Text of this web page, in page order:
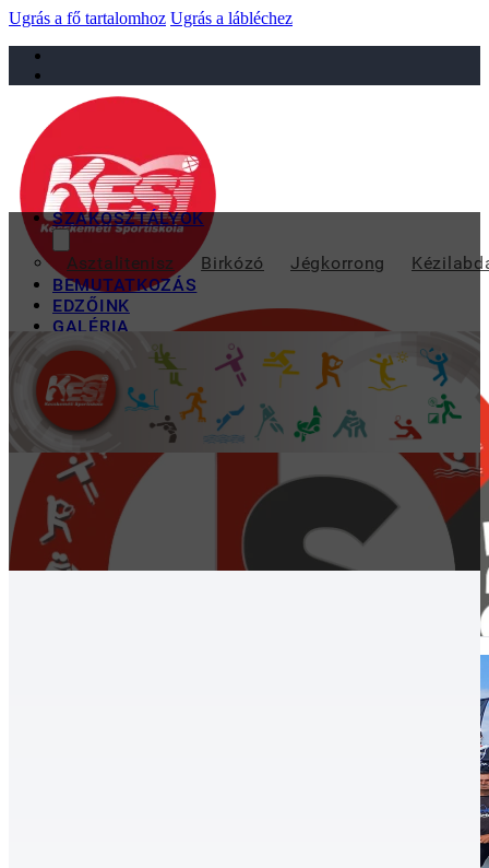
Ugrás a fő tartalomhoz Ugrás a lábléchez
sportiskola@juniorsportkft.hu
SZAKOSZTÁLYOK
Asztalitenisz Birkózó Jégkorrong
BEMUTATKOZÁS
EDZŐINK
GALÉRIA
TAO
KAPCSOLAT